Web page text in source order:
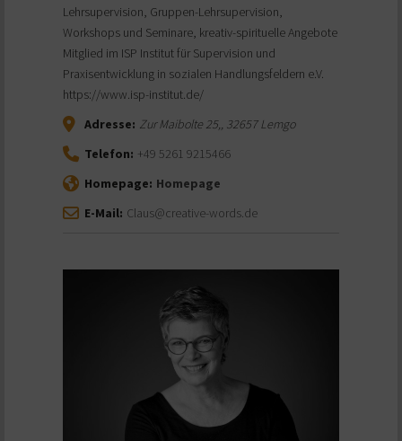
Lehrsupervision, Gruppen-Lehrsupervision,
Workshops und Seminare, kreativ-spirituelle Angebote
Mitglied im ISP Institut für Supervision und
Praxisentwicklung in sozialen Handlungsfeldern e.V.
https://www.isp-institut.de/
Adresse: Zur Maibolte 25,, 32657Lemgo
Telefon: +49 5261 9215466
Homepage: Homepage
E-Mail: Claus@creative-words.de